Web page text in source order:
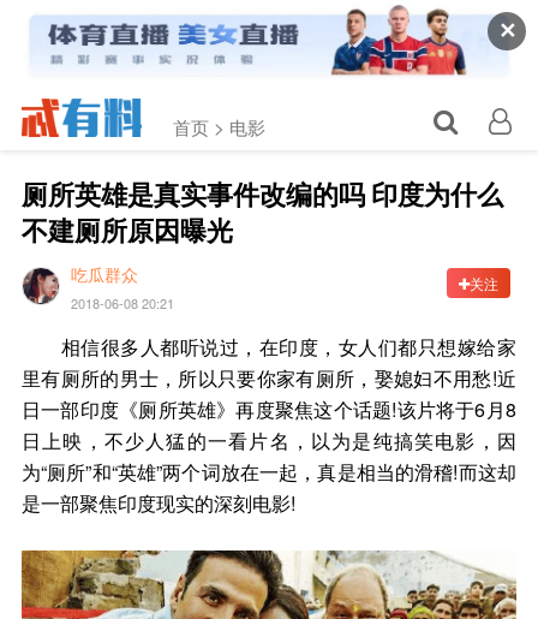
✕
首页 > 电影
厕所英雄是真实事件改编的吗 印度为什么
不建厕所原因曝光
吃瓜群众
2018-06-08 20:21
关注
相信很多人都听说过，在印度，女人们都只想嫁给家
里有厕所的男士，所以只要你家有厕所，娶媳妇不用愁!近
日一部印度《厕所英雄》再度聚焦这个话题!该片将于6月8
日上映，不少人猛的一看片名，以为是纯搞笑电影，因
为“厕所”和“英雄”两个词放在一起，真是相当的滑稽!而这却
是一部聚焦印度现实的深刻电影!